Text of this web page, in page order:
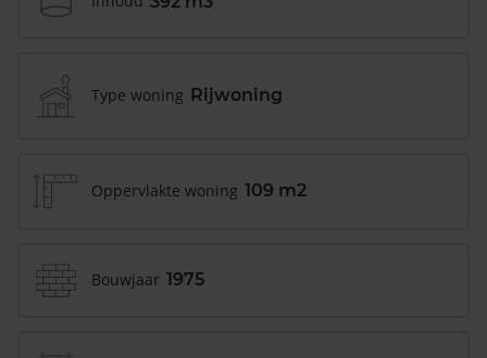
Type woning Rijwoning
Oppervlakte woning 109 m2
Bouwjaar 1975